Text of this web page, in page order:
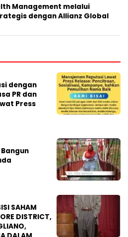
Management melalui
dengan Allianz Global
dengan
PR dan
Press
SAHAM
DISTRICT,